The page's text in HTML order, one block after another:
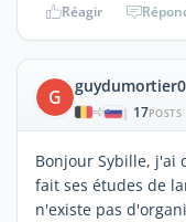
Réagir
G
| 17POSTS
Bonjour Sybille, j'ai
fait ses études de
n'existe pas